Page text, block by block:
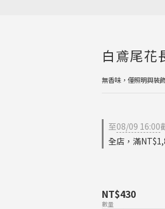
白鳶尾花
無香味，僅照明與裝
至08/09 16:00
全店，滿
NT$430
數量